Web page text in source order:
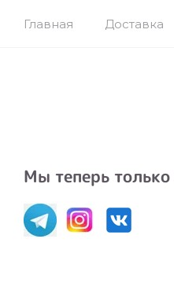
Главная Доставка
Мы теперь